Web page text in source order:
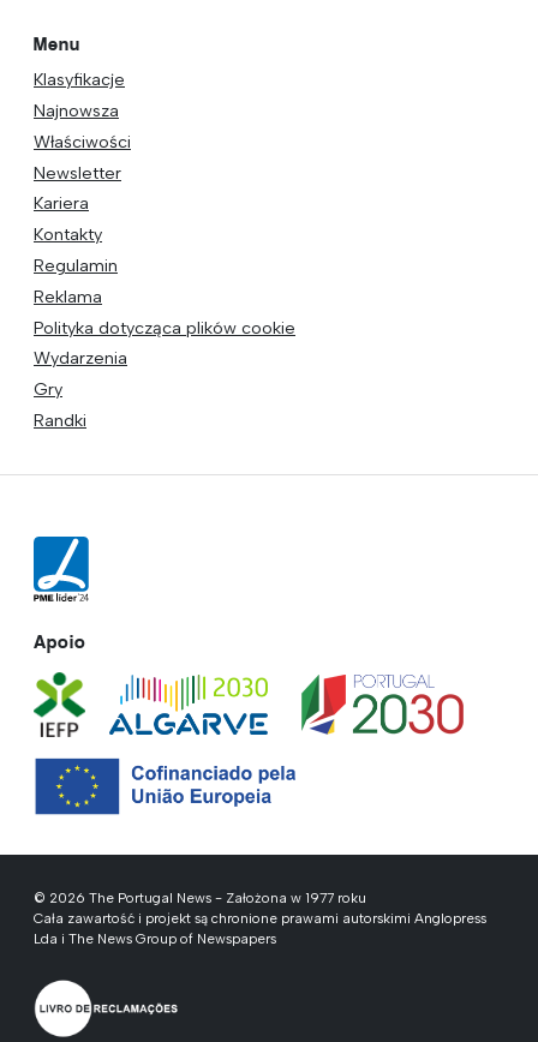
Menu
Klasyfikacje
Najnowsza
Właściwości
Newsletter
Kariera
Kontakty
Regulamin
Reklama
Polityka dotycząca plików cookie
Wydarzenia
Gry
Randki
Apoio
© 2026 The Portugal News - Założona w 1977 roku
Cała zawartość i projekt są chronione prawami autorskimi Anglopress
Lda i The News Group of Newspapers